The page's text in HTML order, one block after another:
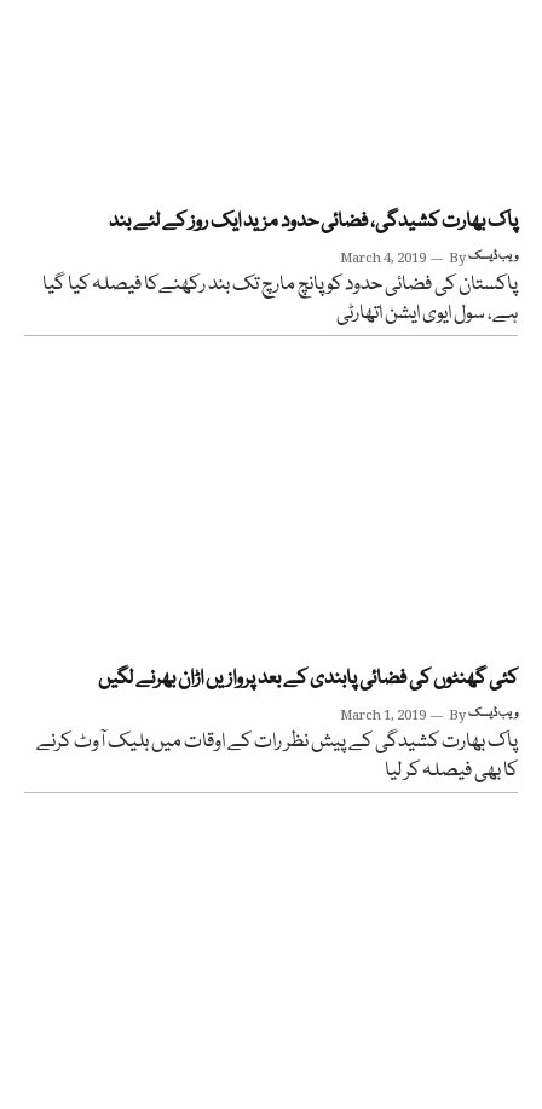
پاک بھارت کشیدگی، فضائی حدود مزید ایک روز کے لئے بند
March 4, 2019 Byویب ڈیسک
پاکستان کی فضائی حدود کو پانچ مارچ تک بند رکھنےکا فیصلہ کیا گیا
ہے، سول ایوی ایشن اتھارٹی
کئی گھنٹوں کی فضائی پابندی کے بعد پروازیں اڑان بھرنے لگیں
March 1, 2019 Byویب ڈیسک
پاک بھارت کشیدگی کے پیش نظر رات کے اوقات میں بلیک آوٹ کرنے
کا بھی فیصلہ کر لیا